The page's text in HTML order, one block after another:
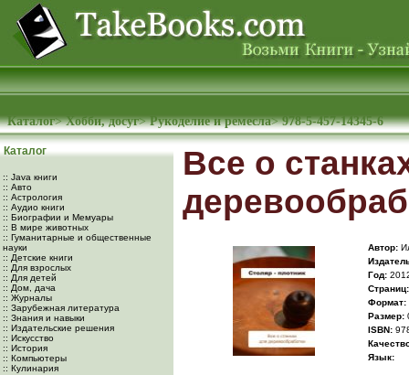
Каталог>Хобби, досуг>Рукоделие и ремесла>978-5-457-14345-6
Каталог
:: Java книги
:: Авто
:: Астрология
:: Аудио книги
:: Биографии и Мемуары
:: В мире животных
:: Гуманитарные и общественные
науки
:: Детские книги
:: Для взрослых
:: Для детей
:: Дом, дача
:: Журналы
:: Зарубежная литература
:: Знания и навыки
:: Издательские решения
:: Искусство
:: История
:: Компьютеры
:: Кулинария
Все о
Автор:
Год:
Cтраниц:
Формат:
Размер:
ISBN:
Язык: